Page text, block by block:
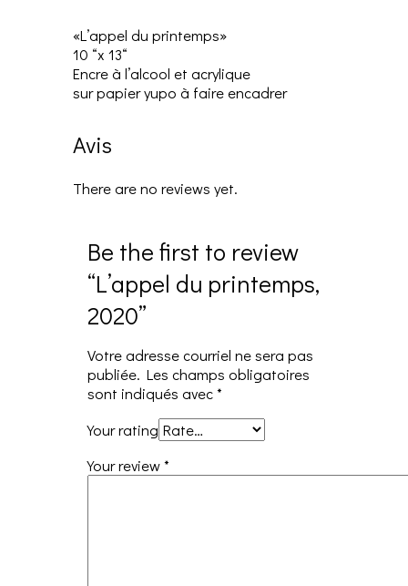
«L’appel du printemps»
10 “x 13“
Encre à l’alcool et acrylique
sur papier yupo à faire encadrer
Avis
There are no reviews yet.
Be the first to review
“L’appel du printemps,
2020”
Votre adresse courriel ne sera pas
publiée. Les champs obligatoires
sont indiqués avec*
Your rating
Your review*